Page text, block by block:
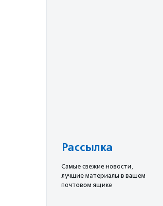
Рассылка
Cамые свежие новости,
лучшие материалы в вашем
почтовом ящике